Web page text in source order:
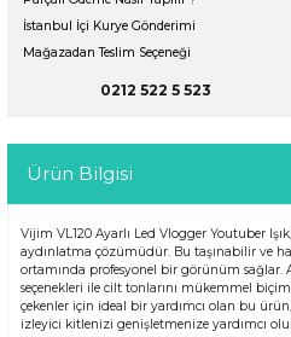
İstanbul İçi Kurye Gönderimi
Mağazadan Teslim Seçeneği
0212 522 5 523
Ürün Bilgisi
Vijim VL120 Ayarlı Led Vlogger Youtuber
aydınlatma çözümüdür. Bu taşınabilir ve
ortamında profesyonel bir görünüm sağlar.
seçenekleri ile cilt tonlarını mükemmel
çekenler için ideal bir yardımcı olan bu
izleyici kitlenizi genişletmenize yardımcı